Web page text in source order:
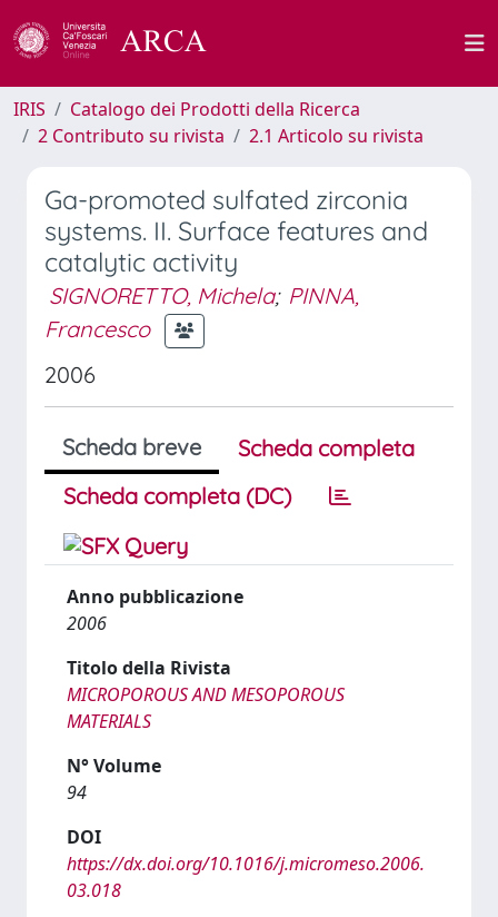
IRIS
Catalogo dei Prodotti della Ricerca
2 Contributo su rivista
2.1 Articolo su rivista
Ga-promoted sulfated zirconia
systems. II. Surface features and
catalytic activity
SIGNORETTO, Michela; PINNA,
Francesco
2006
Scheda breve
Scheda completa
Scheda completa (DC)
Anno pubblicazione
2006
Titolo della Rivista
MICROPOROUS AND MESOPOROUS
MATERIALS
N° Volume
94
DOI
https://dx.doi.org/10.1016/j.micromeso.2006.
03.018